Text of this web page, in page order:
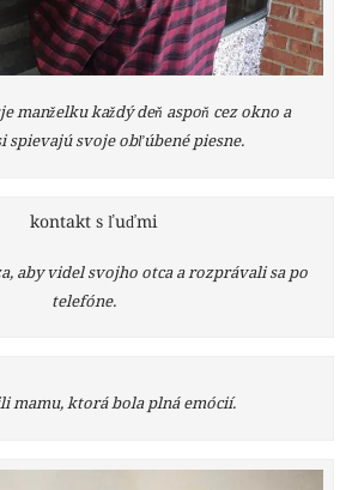
manželku každý deň aspoň cez okno a
spievajú svoje obľúbené piesne.
aby videl svojho otca a rozprávali sa po
telefóne.
mamu, ktorá bola plná emócií.